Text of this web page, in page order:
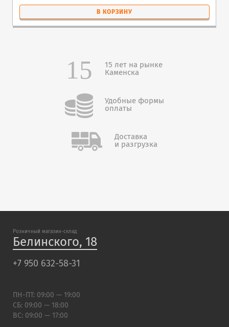
В КОРЗИНУ
15 лет на рынке
Каменска
Удобные формы
оплаты
Доставка
и разгрузка
Розничный магазин-склад
Белинского, 18
+7 950 632-58-31
ПН-ПТ: 09:00 — 19:00
СБ: 09:00 — 18:00
ВС: 09:00 — 17:00